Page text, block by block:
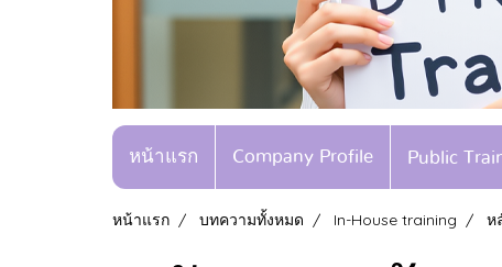
หน้าแรก Company Profile Public
หน้าแรก บทความทั้งหมด In-House training ห